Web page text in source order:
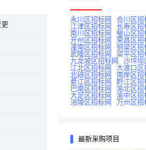
永川区招标网
合川区招
江津区招标网
长寿区招
南川区招标网
璧山区招
开州区招标网
荣昌区招
潼南区招标网
铜梁区招
武隆区招标网
梁平区招
九龙坡区招标网
沙坪坝
江北区招标网
大渡口区
北碚区招标网
南岸区招
綦江区招标网
黔江区招
巴南区招标网
渝北区招
大足区招标网
渝中区招
涪陵区招标网
万州区招
最新采购项目